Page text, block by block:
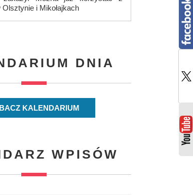
i Mikołajkach
DNIA
KALENDARIUM
WPISÓW